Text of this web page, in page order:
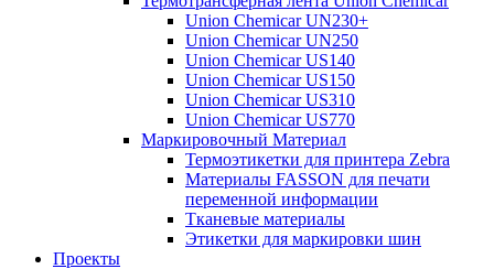
Union Chemicar UN230+
Union Chemicar UN250
Union Chemicar US140
Union Chemicar US150
Union Chemicar US310
Union Chemicar US770
Маркировочный Материал
Термоэтикетки для принтера Zebra
Материалы FASSON для печати
переменной информации
Тканевые материалы
Этикетки для маркировки шин
Проекты